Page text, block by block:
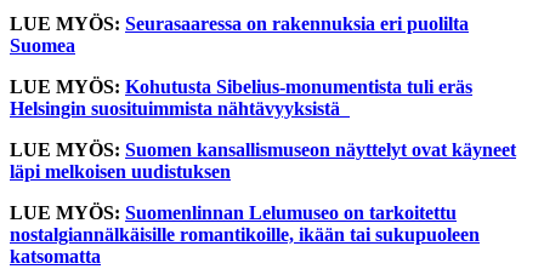
LUE MYÖS: Seurasaaressa on rakennuksia eri puolilta
Suomea
LUE MYÖS: Kohutusta Sibelius-monumentista tuli eräs
Helsingin suosituimmista nähtävyyksistä
LUE MYÖS: Suomen kansallismuseon näyttelyt ovat käyneet
läpi melkoisen uudistuksen
LUE MYÖS: Suomenlinnan Lelumuseo on tarkoitettu
nostalgiannälkäisille romantikoille, ikään tai sukupuoleen
katsomatta